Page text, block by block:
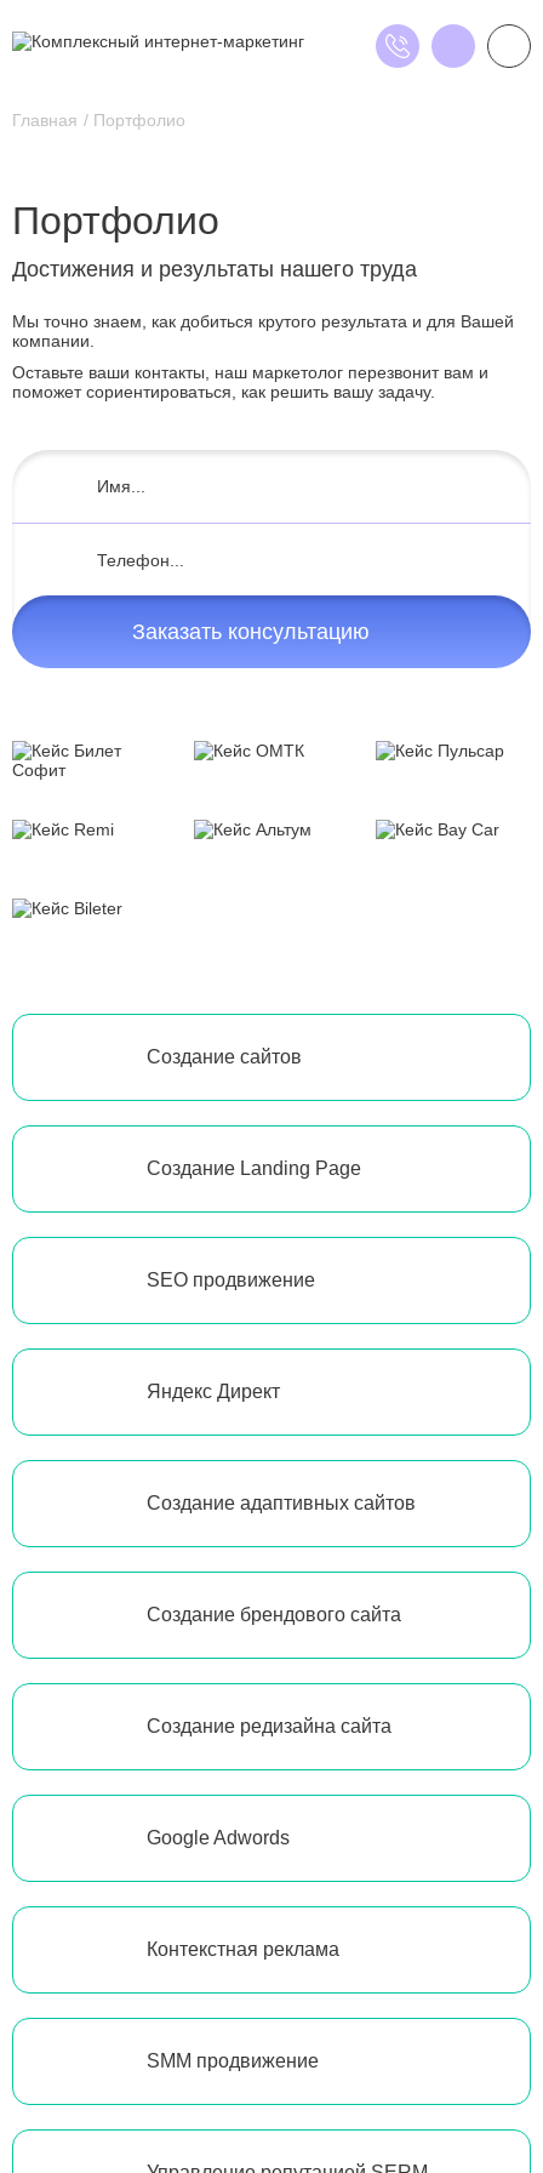
Главная Портфолио
Портфолио
Достижения и результаты нашего труда
Мы точно знаем, как добиться крутого результата и для Вашей
компании.
Оставьте ваши контакты, наш маркетолог перезвонит вам и
поможет сориентироваться, как решить вашу задачу.
Заказать консультацию
Создание сайтов
Создание Landing Page
SEO продвижение
Яндекс Директ
Создание адаптивных сайтов
Создание брендового сайта
Создание редизайна сайта
Google Adwords
Контекстная реклама
SMM продвижение